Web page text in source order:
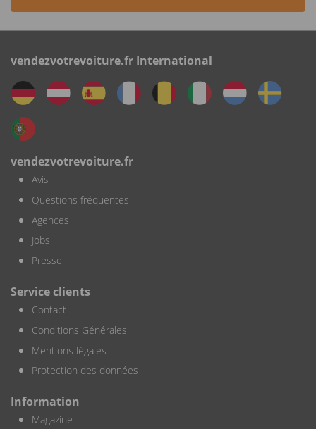
vendezvotrevoiture.fr International
vendezvotrevoiture.fr
Avis
Questions fréquentes
Agences
Jobs
Presse
Service clients
Contact
Conditions Générales
Mentions légales
Protection des données
Information
Magazine